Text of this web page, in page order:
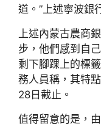
道。”上述寧波銀
上述內蒙古農商
步，他們感到自己
剩下腳踝上的標籤
務人員稱，其特
28日截止。
值得留意的是，